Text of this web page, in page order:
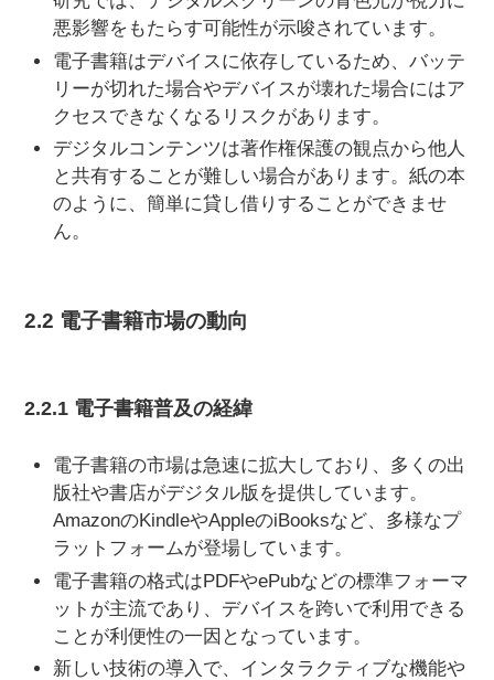
悪影響をもたらす可能性が示唆されています。
電子書籍はデバイスに依存しているため、バッテ
リーが切れた場合やデバイスが壊れた場合にはア
クセスできなくなるリスクがあります。
デジタルコンテンツは著作権保護の観点から他人
と共有することが難しい場合があります。紙の本
のように、簡単に貸し借りすることができませ
ん。
2.2 電子書籍市場の動向
2.2.1 電子書籍普及の経緯
電子書籍の市場は急速に拡大しており、多くの出
版社や書店がデジタル版を提供しています。
AmazonのKindleやAppleのiBooksなど、多様なプ
ラットフォームが登場しています。
電子書籍の格式はPDFやePubなどの標準フォーマ
ットが主流であり、デバイスを跨いで利用できる
ことが利便性の一因となっています。
新しい技術の導入で、インタラクティブな機能や